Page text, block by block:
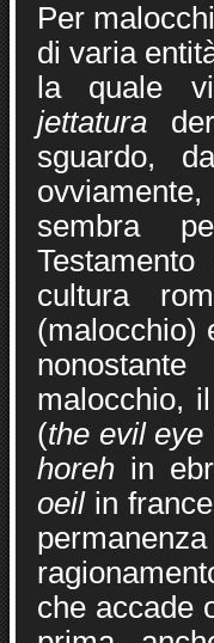
Per
di varia
la quale
jettatura
sguardo,
sembra
cultura
(malocchio)
malocchio,
(the evil eye
horeh in
oeilin
che accade